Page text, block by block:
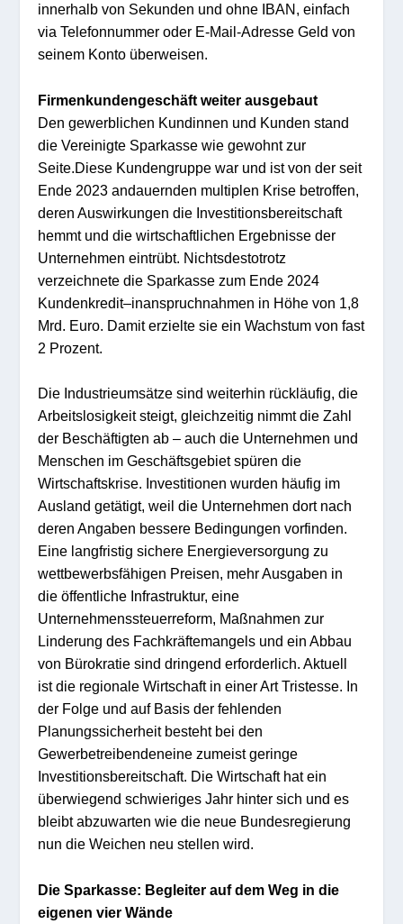
innerhalb von Sekunden und ohne IBAN, einfach
via Telefonnummer oder E-Mail-Adresse Geld von
seinem Konto überweisen.
Firmenkundengeschäftweiter ausgebaut
Den gewerblichen Kundinnen und Kunden stand
dieVereinigte Sparkassewie gewohnt zur
Seite. Diese Kundengruppe war und istvon der seit
Ende 2023 andauernden multiplen Krise betroffen,
deren Auswirkungen die Investitionsbereitschaft
hemmtund die wirtschaftlichen Ergebnisse der
Unternehmen eintrübt. Nichtsdestotrotz
verzeichnete die Sparkasse zum Ende 2024
Kundenkredit–inanspruchnahmen in Höhe von 1 ,8
Mrd. Euro. Damit erzielte sie ein Wachstum vonfast
2 Prozent.
Die Industrieumsätze sind weiterhin rückläufig, die
Arbeitslosigkeit steigt, g leichzeitig nimmtdie Zahl
der Beschäftigten ab – auch die Unternehmen und
Menschen imGeschäftsgebiet spüren die
Wirtschaftskrise. Investitionen wurden häufig im
Ausland getätigt, weil die Unternehmen dort nach
deren Angaben bessere Bedingungen vorfinden.
Eine langfristig sichere Energieversorgung zu
wettbewerbsfähigen Preisen, mehr Ausgaben in
die öffentliche Infrastruktur, eine
Unternehmenssteuerreform, Maßnahmen zur
Linderung des Fachkräftemangels und ein Abbau
von Bürokratie sind dringend erforderlich.Aktuell
istdie regionale Wirtschaft in einer Art Tristesse. In
der Folge undauf Basis der fehlenden
Planungssicherheit bestehtbei den
Gewerbetreibendeneinezumeistgeringe
Investitionsbereitschaft. Die Wirtschaft hat ein
überwiegend schwieriges Jahr hinter sich und es
bleibt abzuwarten wiedie neue Bundesregierung
nun die Weichen neu stellen wird.
Die Sparkasse: Begleiter aufdem Weg indie
eigenen vier Wände